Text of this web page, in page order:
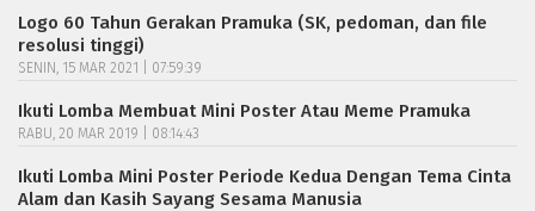
Logo 60 Tahun Gerakan Pramuka (SK, pedoman, dan file
resolusi tinggi)
SENIN, 15 MAR 2021 | 07:59:39
Ikuti Lomba Membuat Mini Poster Atau Meme Pramuka
RABU, 20 MAR 2019 | 08:14:43
Ikuti Lomba Mini Poster Periode Kedua Dengan Tema Cinta
Alam dan Kasih Sayang Sesama Manusia